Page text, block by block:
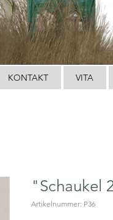
KONTAKT VITA
"Schaukel
Artikelnummer: P36